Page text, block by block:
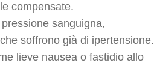
compensate.
sanguigna,
soffrono già di ipertensione.
lieve nausea o fastidio allo